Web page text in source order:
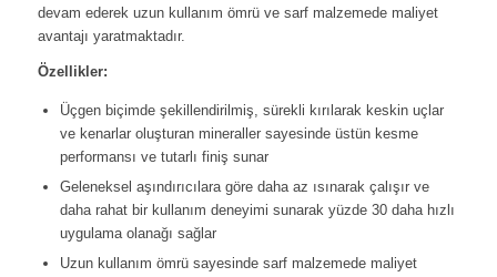
devam ederek uzun kullanım ömrü ve sarf malzemede maliyet
avantajı yaratmaktadır.
Özellikler:
Üçgen biçimde şekillendirilmiş, sürekli kırılarak keskin uçlar
ve kenarlar oluşturan mineraller sayesinde üstün kesme
performansı ve tutarlı finiş sunar
Geleneksel aşındırıcılara göre daha az ısınarak çalışır ve
daha rahat bir kullanım deneyimi sunarak yüzde 30 daha hızlı
uygulama olanağı sağlar
Uzun kullanım ömrü sayesinde sarf malzemede maliyet